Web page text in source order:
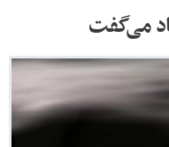
می‌گفت